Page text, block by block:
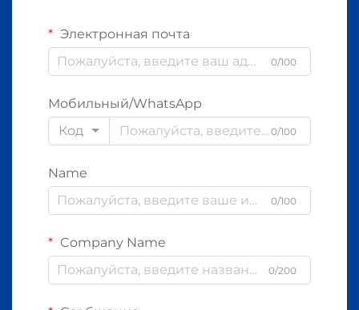
Электронная почта
0/100
Мобильный/WhatsApp
Код
0/100
Name
0/100
Company Name
0/200